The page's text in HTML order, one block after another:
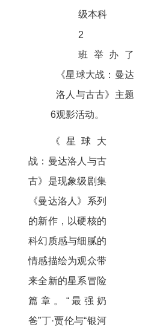
6
级本科
2
班举办了
《星球大战：曼达
洛人与古古》主题
观影活动。
《星球大
战：曼达洛人与古
古》是现象级剧集
《曼达洛人》系列
的新作，以硬核的
科幻质感与细腻的
情感描绘为观众带
来全新的星系冒险
篇章。“最强奶
爸”丁·贾伦与“银河